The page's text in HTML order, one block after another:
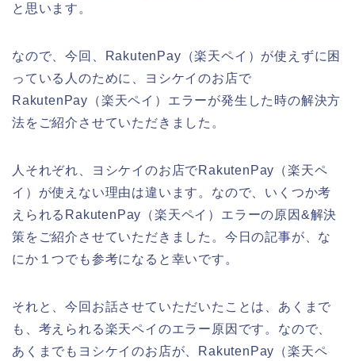
と思います。
なので、今回、RakutenPay（楽天ペイ）が使えずに困
っている人のために、ヨシケイのお店で
RakutenPay（楽天ペイ）エラーが発生した時の解決方
法をご紹介させていただきました。
人それぞれ、ヨシケイのお店でRakutenPay（楽天ペ
イ）が使えない理由は違います。なので、いくつか考
えられるRakutenPay（楽天ペイ）エラーの原因&解決
策をご紹介させていただきました。今日の記事が、な
にか１つでも参考になると幸いです。
それと、今回お話させていただいたことは、あくまで
も、考えられる楽天ペイのエラー原因です。なので、
あくまでもヨシケイのお店が、RakutenPay（楽天ペ